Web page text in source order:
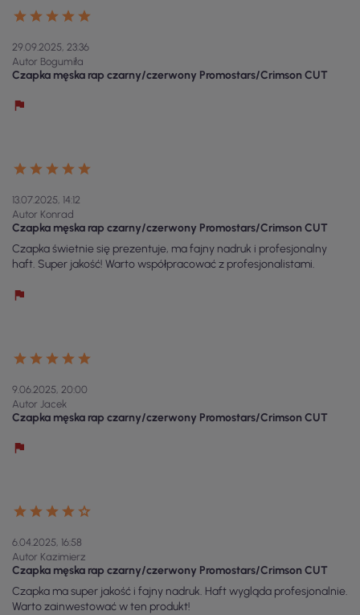
29.09.2025, 23:36
Autor Bogumiła
Czapka męska rap czarny/czerwony Promostars/Crimson CUT
13.07.2025, 14:12
Autor Konrad
Czapka męska rap czarny/czerwony Promostars/Crimson CUT
Czapka świetnie się prezentuje, ma fajny nadruk i profesjonalny
haft. Super jakość! Warto współpracować z profesjonalistami.
9.06.2025, 20:00
Autor Jacek
Czapka męska rap czarny/czerwony Promostars/Crimson CUT
6.04.2025, 16:58
Autor Kazimierz
Czapka męska rap czarny/czerwony Promostars/Crimson CUT
Czapka ma super jakość i fajny nadruk. Haft wygląda profesjonalnie.
Warto zainwestować w ten produkt!